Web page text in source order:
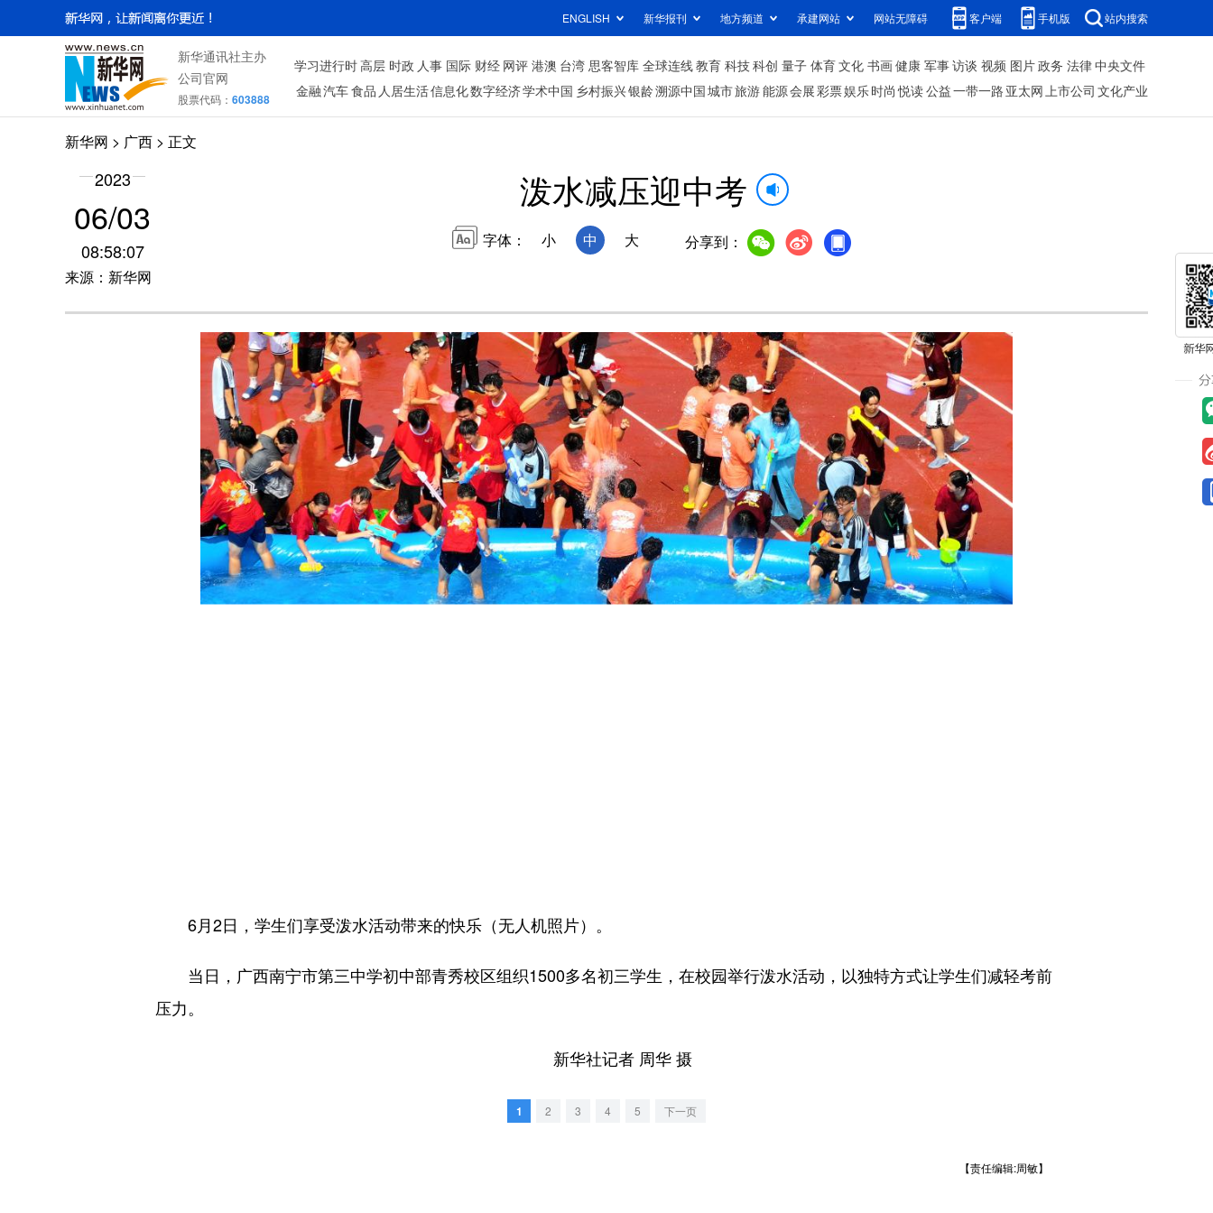
ENGLISH 新华报刊 地方频道 承建网站 网站无障碍 客户端 手机版 站内搜索
新华通讯社主办
公司官网
股票代码： 603888
学习进行时高层 时政 人事 国际 财经 网评 港澳 台湾 思客智库 全球连线教育 科技科创 量子 体育文化 书画健康 军事访谈 视频 图片政务 法律中央文件
金融汽车食品 人居生活信息化数字经济学术中国 乡村振兴银龄溯源中国城市旅游能源会展彩票娱乐时尚 悦读公益一带一路 亚太网上市公司 文化产业
新华网 > 广西 > 正文
2023
06/03
08:58:07
来源：新华网
泼水减压迎中考
字体： 小 中 大 分享到：
6月2日，学生们享受泼水活动带来的快乐（无人机照片）。
当日，广西南宁市第三中学初中部青秀校区组织1500多名初三学生，在校园举行泼水活动，以独特方式让学生们减轻考前
压力。
新华社记者 周华 摄
1 2 3 4 5 下一页
【责任编辑:周敏】